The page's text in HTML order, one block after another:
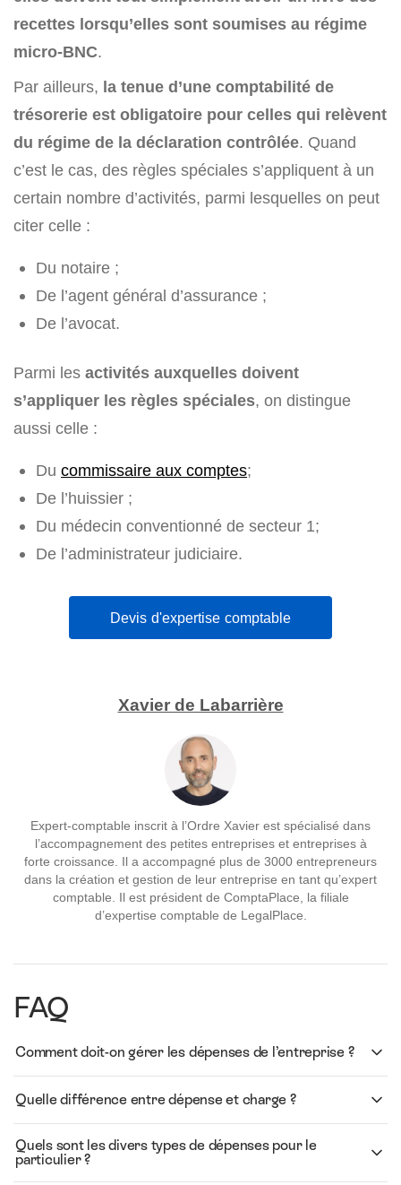
recettes lorsqu’elles sont soumises au régime
micro-BNC.
Par ailleurs, la tenue d’une comptabilité de
trésorerie est obligatoire pour celles qui relèvent
du régime de la déclaration contrôlée. Quand
c’est le cas, des règles spéciales s’appliquent à un
certain nombre d’activités, parmi lesquelles on peut
citer celle :
Du notaire ;
De l’agent général d’assurance ;
De l’avocat.
Parmi les activités auxquelles doivent
s’appliquer les règles spéciales, on distingue
aussi celle :
Du commissaire aux comptes;
De l’huissier ;
Du médecin conventionné de secteur 1;
De l’administrateur judiciaire.
Devis d'expertise comptable
Xavier de Labarrière
Expert-comptable inscrit à l’Ordre Xavier est spécialisé dans
l’accompagnement des petites entreprises et entreprises à
forte croissance. Il a accompagné plus de 3000 entrepreneurs
dans la création et gestion de leur entreprise en tant qu’expert
comptable. Il est président de ComptaPlace, la filiale
d’expertise comptable de LegalPlace.
FAQ
Comment doit-on gérer les dépenses de l’entreprise ?
Quelle différence entre dépense et charge ?
Quels sont les divers types de dépenses pour le
particulier ?